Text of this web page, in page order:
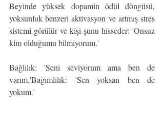
Beyinde yüksek dopamin ödül döngüsü,
yoksunluk benzeri aktivasyon ve artmış stres
sistemi görülür ve kişi şunu hisseder: 'Onsuz
kim olduğumu bilmiyorum.'
Bağlılık: 'Seni seviyorum ama ben de
varım.'Bağımlılık: 'Sen yoksan ben de
yokum.'